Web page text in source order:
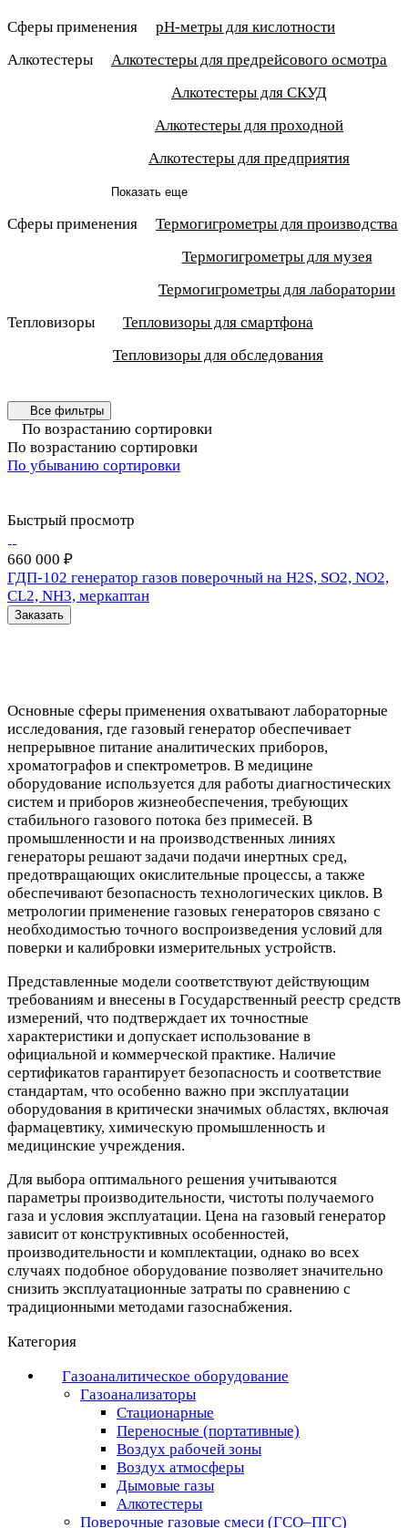
Сферы применения
pH-метры для кислотности
Алкотестеры
Алкотестеры для предрейсового осмотра
Алкотестеры для СКУД
Алкотестеры для проходной
Алкотестеры для предприятия
Показать еще
Сферы применения
Термогигрометры для производства
Термогигрометры для музея
Термогигрометры для лаборатории
Тепловизоры
Тепловизоры для смартфона
Тепловизоры для обследования
Все фильтры
По возрастанию сортировки
По возрастанию сортировки
По убыванию сортировки
Быстрый просмотр
660 000 ₽
ГДП-102 генератор газов поверочный на Н2S, SO2, NO2,
CL2, NH3, меркаптан
Заказать
Основные сферы применения охватывают лабораторные
исследования, где газовый генератор обеспечивает
непрерывное питание аналитических приборов,
хроматографов и спектрометров. В медицине
оборудование используется для работы диагностических
систем и приборов жизнеобеспечения, требующих
стабильного газового потока без примесей. В
промышленности и на производственных линиях
генераторы решают задачи подачи инертных сред,
предотвращающих окислительные процессы, а также
обеспечивают безопасность технологических циклов. В
метрологии применение газовых генераторов связано с
необходимостью точного воспроизведения условий для
поверки и калибровки измерительных устройств.
Представленные модели соответствуют действующим
требованиям и внесены в Государственный реестр средств
измерений, что подтверждает их точностные
характеристики и допускает использование в
официальной и коммерческой практике. Наличие
сертификатов гарантирует безопасность и соответствие
стандартам, что особенно важно при эксплуатации
оборудования в критически значимых областях, включая
фармацевтику, химическую промышленность и
медицинские учреждения.
Для выбора оптимального решения учитываются
параметры производительности, чистоты получаемого
газа и условия эксплуатации. Цена на газовый генератор
зависит от конструктивных особенностей,
производительности и комплектации, однако во всех
случаях подобное оборудование позволяет значительно
снизить эксплуатационные затраты по сравнению с
традиционными методами газоснабжения.
Категория
Газоаналитическое оборудование
Газоанализаторы
Стационарные
Переносные (портативные)
Воздух рабочей зоны
Воздух атмосферы
Дымовые газы
Алкотестеры
Поверочные газовые смеси (ГСО–ПГС)